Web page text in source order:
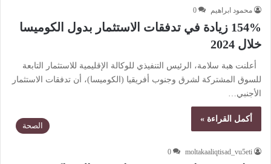
محمود ابراهيم 0
154% زيادة في تدفقات الاستثمار بدول الكوميسا
خلال 2024
أعلنت هبة سلامة، الرئيس التنفيذي للوكالة الإقليمية للاستثمار التابعة
للسوق المشتركة لشرق وجنوب أفريقيا (الكوميسا)، أن تدفقات الاستثمار
الأجنبي…
أكمل القراءة »
الصحة
moltakaaliqtisad_vu5eti
0